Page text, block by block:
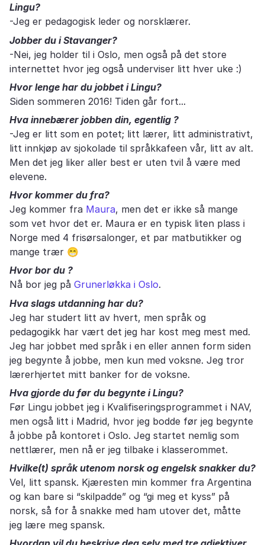
Lingu?
-Jeg er pedagogisk leder og norsklærer.
Jobber du i Stavanger?
-Nei, jeg holder til i Oslo, men også på det store
internettet hvor jeg også underviser litt hver uke :)
Hvor lenge har du jobbet i Lingu?
Siden sommeren 2016! Tiden går fort...
Hva innebærer jobben din, egentlig ?
-Jeg er litt som en potet; litt lærer, litt administrativt,
litt innkjøp av sjokolade til språkkafeen vår, litt av alt.
Men det jeg liker aller best er uten tvil å være med
elevene.
Hvor kommer du fra?
Jeg kommer fra Maura, men det er ikke så mange
som vet hvor det er. Maura er en typisk liten plass i
Norge med 4 frisørsalonger, et par matbutikker og
mange trær 😁
Hvor bor du ?
Nå bor jeg på Grunerløkka i Oslo.
Hva slags utdanning har du?
Jeg har studert litt av hvert, men språk og
pedagogikk har vært det jeg har kost meg mest med.
Jeg har jobbet med språk i en eller annen form siden
jeg begynte å jobbe, men kun med voksne. Jeg tror
lærerhjertet mitt banker for de voksne.
Hva gjorde du før du begynte i Lingu?
Før Lingu jobbet jeg i Kvalifiseringsprogrammet i NAV,
men også litt i Madrid, hvor jeg bodde før jeg begynte
å jobbe på kontoret i Oslo. Jeg startet nemlig som
nettlærer, men nå er jeg tilbake i klasserommet.
Hvilke(t) språk utenom norsk og engelsk snakker du?
Vel, litt spansk. Kjæresten min kommer fra Argentina
og kan bare si “skilpadde” og “gi meg et kyss” på
norsk, så for å snakke med ham utover det, måtte
jeg lære meg spansk.